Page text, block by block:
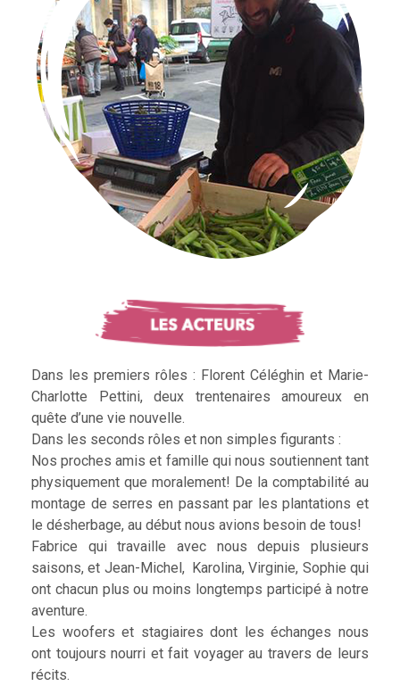
Dans les premiers rôles : Florent Céléghin et Marie-
Charlotte Pettini, deux trentenaires amoureux en
quête d’une vie nouvelle.
Dans les seconds rôles et non simples figurants :
Nos proches amis et famille qui nous soutiennent tant
physiquement que moralement! De la comptabilité au
montage de serres en passant par les plantations et
le désherbage, au début nous avions besoin de tous!
Fabrice qui travaille avec nous depuis plusieurs
saisons, et Jean-Michel, Karolina, Virginie, Sophie qui
ont chacun plus ou moins longtemps participé à notre
aventure.
Les woofers et stagiaires dont les échanges nous
ont toujours nourri et fait voyager au travers de leurs
récits.